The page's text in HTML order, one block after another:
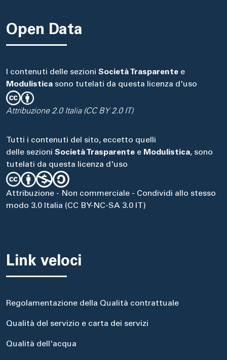
Open Data
I contenuti delle sezioni Società Trasparente e
Modulistica sono tutelati da questa licenza d'uso
Attribuzione 2.0 Italia (CC BY 2.0 IT)
Tutti i contenuti del sito, eccetto quelli
delle sezioni Società Trasparente e Modulistica, sono
tutelati da questa licenza d'uso
Attribuzione - Non commerciale - Condividi allo stesso
modo 3.0 Italia (CC BY-NC-SA 3.0 IT)
Link veloci
Regolamentazione della Qualità contrattuale
Qualità del servizio e carta dei servizi
Qualità dell'acqua